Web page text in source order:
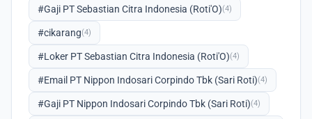
#Gaji PT Sebastian Citra Indonesia (Roti'O)(4)
#cikarang(4)
#Loker PT Sebastian Citra Indonesia (Roti'O)(4)
#Email PT Nippon Indosari Corpindo Tbk (Sari Roti)(4)
#Gaji PT Nippon Indosari Corpindo Tbk (Sari Roti)(4)